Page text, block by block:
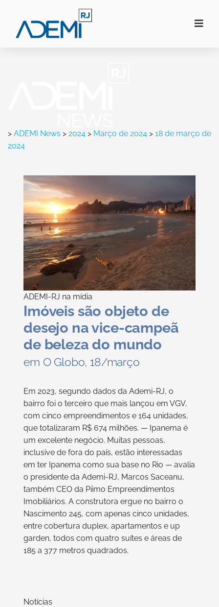
> ADEMI News > 2024 > Março de 2024 > 18 de março de
2024
ADEMI-RJ na mídia
Imóveis são objeto de
desejo na vice-campeã
de beleza do mundo
em O Globo, 18/março
Em 2023, segundo dados da Ademi-RJ, o
bairro foi o terceiro que mais lançou em VGV,
com cinco empreendimentos e 164 unidades,
que totalizaram R$ 674 milhões. — Ipanema é
um excelente negócio. Muitas pessoas,
inclusive de fora do país, estão interessadas
em ter Ipanema como sua base no Rio — avalia
o presidente da Ademi-RJ, Marcos Saceanu,
também CEO da Piimo Empreendimentos
Imobiliários. A construtora ergue no bairro o
Nascimento 245, com apenas cinco unidades,
entre cobertura duplex, apartamentos e up
garden, todos com quatro suítes e áreas de
185 a 377 metros quadrados.
Notícias